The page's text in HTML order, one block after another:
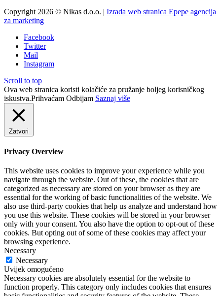
Copyright 2026 © Nikas d.o.o. | Izrada web stranica Epepe agencija
za marketing
Facebook
Twitter
Mail
Instagram
Scroll to top
Ova web stranica koristi kolačiće za pružanje boljeg korisničkog
iskustva.Prihvaćam Odbijam Saznaj više
Zatvori
Privacy Overview
This website uses cookies to improve your experience while you
navigate through the website. Out of these, the cookies that are
categorized as necessary are stored on your browser as they are
essential for the working of basic functionalities of the website. We
also use third-party cookies that help us analyze and understand how
you use this website. These cookies will be stored in your browser
only with your consent. You also have the option to opt-out of these
cookies. But opting out of some of these cookies may affect your
browsing experience.
Necessary
Necessary
Uvijek omogućeno
Necessary cookies are absolutely essential for the website to
function properly. This category only includes cookies that ensures